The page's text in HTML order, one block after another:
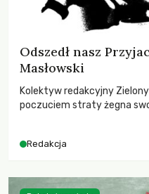
Odszedł nasz
Masłowski
Kolektyw redakcyjny
poczuciem straty żegna
Redakcja